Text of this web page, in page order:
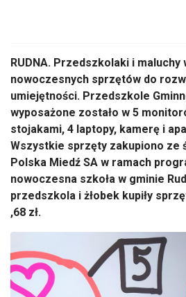
RUDNA. Przedszkolaki i maluchy
nowoczesnych sprzętów do
umiejętności. Przedszkole
wyposażone zostało w 5
stojakami, 4 laptopy, kamerę i
Wszystkie sprzęty zakupiono ze
Polska Miedź SA w ramach
nowoczesna szkoła w gminie
przedszkola i żłobek kupiły
,68 zł.